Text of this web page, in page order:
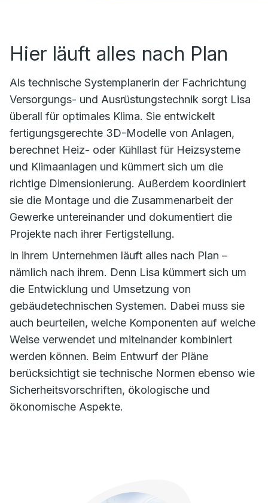
Hier läuft alles nach Plan
Als technische Systemplanerin der Fachrichtung
Versorgungs- und Ausrüstungstechnik sorgt Lisa
überall für optimales Klima. Sie entwickelt
fertigungsgerechte 3D-Modelle von Anlagen,
berechnet Heiz- oder Kühllast für Heizsysteme
und Klimaanlagen und kümmert sich um die
richtige Dimensionierung. Außerdem koordiniert
sie die Montage und die Zusammenarbeit der
Gewerke untereinander und dokumentiert die
Projekte nach ihrer Fertigstellung.
In ihrem Unternehmen läuft alles nach Plan –
nämlich nach ihrem. Denn Lisa kümmert sich um
die Entwicklung und Umsetzung von
gebäudetechnischen Systemen. Dabei muss sie
auch beurteilen, welche Komponenten auf welche
Weise verwendet und miteinander kombiniert
werden können. Beim Entwurf der Pläne
berücksichtigt sie technische Normen ebenso wie
Sicherheitsvorschriften, ökologische und
ökonomische Aspekte.